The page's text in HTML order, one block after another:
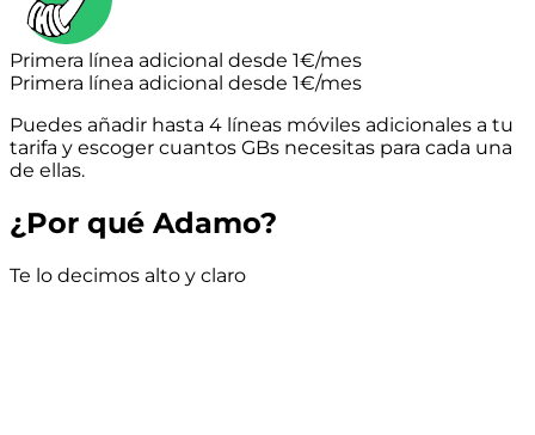
Primera línea adicional desde 1€/mes
Primera línea adicional desde 1€/mes
Puedes añadir hasta 4 líneas móviles adicionales a tu
tarifa y escoger cuantos GBs necesitas para cada una
de ellas.
¿Por qué Adamo?
Te lo decimos alto y claro